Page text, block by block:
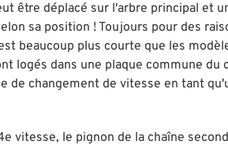
être déplacé sur l'arbre principal et
sa position ! Toujours pour des
beaucoup plus courte que les
logés dans une plaque commune du
de changement de vitesse en tant
vitesse, le pignon de la chaîne